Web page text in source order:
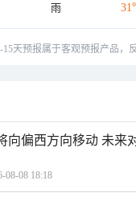
雨
15天预报属于客观预报产品，
向偏西方向移动 未来
08-08 18:18